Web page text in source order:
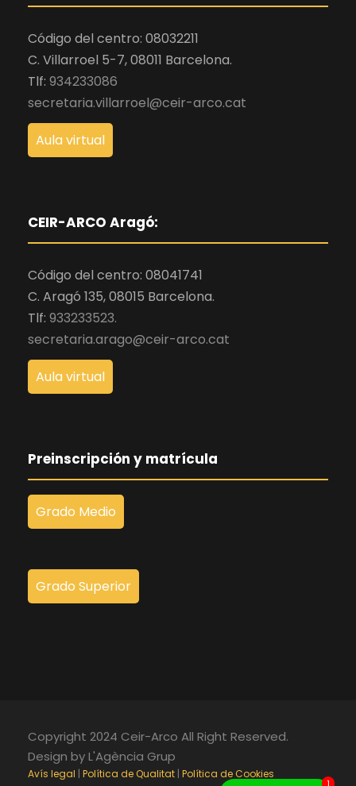
Código del centro: 08032211
C. Villarroel 5-7, 08011 Barcelona.
Tlf: 934233086
secretaria.villarroel@ceir-arco.cat
Aula virtual
CEIR-ARCO Aragó:
Código del centro: 08041741
C. Aragó 135, 08015 Barcelona.
Tlf: 933233523.
secretaria.arago@ceir-arco.cat
Aula virtual
Preinscripción y matrícula
Grado Medio
Grado Superior
Copyright 2024 Ceir-Arco All Right Reserved.
Design by L'Agència Grup
Avís legal Política de Qualitat Política de Cookies